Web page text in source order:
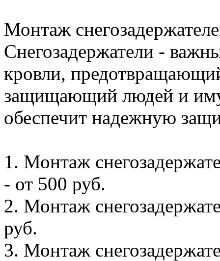
Монтаж
Снегозадержатели -
кровли,
защищающий людей и
обеспечит надежную
1. Монтаж
- от 500 руб.
2. Монтаж
руб.
3. Монтаж